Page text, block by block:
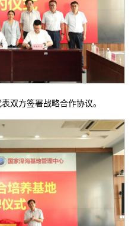
双方签署战略合作协议。